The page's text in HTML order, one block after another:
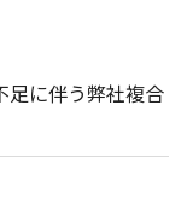
足に伴う弊社複合